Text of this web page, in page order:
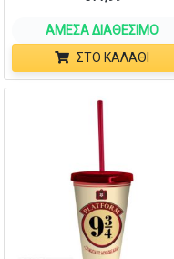
ΆΜΕΣΑ ΔΙΑΘΈΣΙΜΟ
ΣΤΟ ΚΑΛΆΘΙ